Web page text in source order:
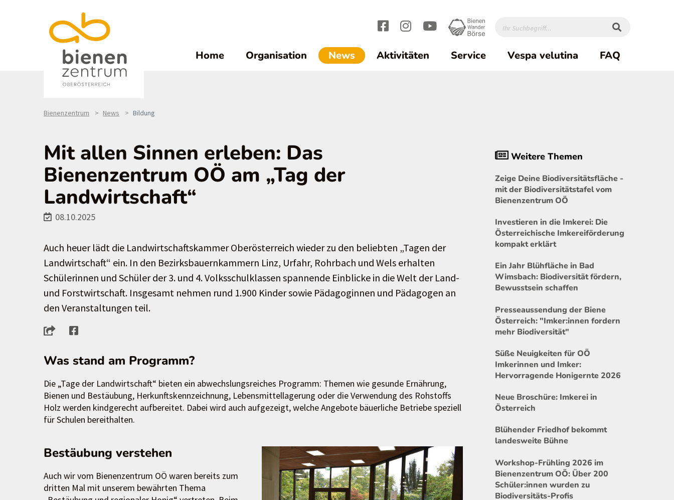
Home Organisation News(current)1
Aktivitäten Service Vespa velutina FAQ
Bienenzentrum News Bildung
Mit allen Sinnen erleben: Das
Bienenzentrum OÖ am „Tag der
Landwirtschaft“
08.10.2025
Auch heuer lädt die Landwirtschaftskammer Oberösterreich wieder zu den beliebten „Tagen der
Landwirtschaft“ ein. In den Bezirksbauernkammern Linz, Urfahr, Rohrbach und Wels erhalten
Schülerinnen und Schüler der 3. und 4. Volksschulklassen spannende Einblicke in die Welt der Land-
und Forstwirtschaft. Insgesamt nehmen rund 1.900 Kinder sowie Pädagoginnen und Pädagogen an
den Veranstaltungen teil.
Was stand am Programm?
Die „Tage der Landwirtschaft“ bieten ein abwechslungsreiches Programm: Themen wie gesunde Ernährung,
Bienen und Bestäubung, Herkunftskennzeichnung, Lebensmittellagerung oder die Verwendung des Rohstoffs
Holz werden kindgerecht aufbereitet. Dabei wird auch aufgezeigt, welche Angebote bäuerliche Betriebe speziell
für Schulen bereithalten.
Bestäubung verstehen
Auch wir vom Bienenzentrum OÖ waren bereits zum
dritten Mal mit unserem bewährten Thema
Weitere Themen
Zeige Deine Biodiversitätsfläche -
mit der Biodiversitätstafel vom
Bienenzentrum OÖ
Investieren in die Imkerei: Die
Österreichische Imkereiförderung
kompakt erklärt
Ein Jahr Blühfläche in Bad
Wimsbach: Biodiversität fördern,
Bewusstsein schaffen
Presseaussendung der Biene
Österreich: "Imker:innen fordern
mehr Biodiversität"
Süße Neuigkeiten für OÖ
Imkerinnen und Imker:
Hervorragende Honigernte 2026
Neue Broschüre: Imkerei in
Österreich
Blühender Friedhof bekommt
landesweite Bühne
Workshop-Frühling 2026 im
Bienenzentrum OÖ: Über 200
Schüler:innen wurden zu
Biodiversitäts-Profis